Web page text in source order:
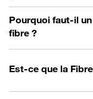
Pourquoi faut-il
fibre ?
Est-ce que la